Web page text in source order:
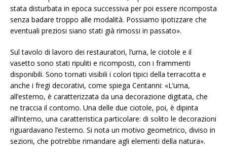
stata disturbata in epoca successiva per poi essere ricomposta
senza badare troppo alle modalità. Possiamo ipotizzare che
eventuali preziosi siano stati già rimossi in passato».
Sul tavolo di lavoro dei restauratori, l’urna, le ciotole e il
vasetto sono stati ripuliti e ricomposti, con i frammenti
disponibili. Sono tornati visibili i colori tipici della terracotta e
anche i fregi decorativi, come spiega Centanni: «L’urna,
all’esterno, è caratterizzata da una decorazione digitata, che
ne traccia il contorno. Una delle due ciotole, poi, è dipinta
all’interno, una caratteristica particolare: di solito le decorazioni
riguardavano l’esterno. Si nota un motivo geometrico, diviso in
sezioni, che potrebbe rimandare agli elementi della natura».